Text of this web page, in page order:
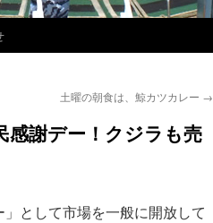
土曜の朝食は、鯨カツカレー →
感謝デー！クジラも売
として市場を一般に開放して